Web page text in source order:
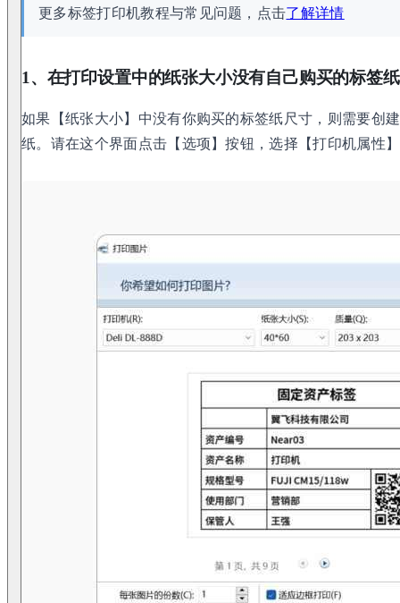
更多标签打印机教程与常见问题，点击了解详情
1、在打印设置中的纸张大小没有自己购买的标签
如果【纸张大小】中没有你购买的标签纸尺寸，则需要创
纸。请在这个界面点击【选项】按钮，选择【打印机属性】